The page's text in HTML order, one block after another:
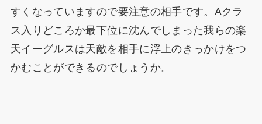
すくなっていますので要注意の相手です。Aクラ
ス入りどころか最下位に沈んでしまった我らの楽
天イーグルスは天敵を相手に浮上のきっかけをつ
かむことができるのでしょうか。